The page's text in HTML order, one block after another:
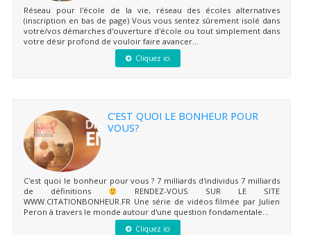
Réseau pour l'école de la vie, réseau des écoles alternatives
(inscription en bas de page) Vous vous sentez sûrement isolé dans
votre/vos démarches d'ouverture d'école ou tout simplement dans
votre désir profond de vouloir faire avancer...
Cliquez ici
C’EST QUOI LE BONHEUR POUR
VOUS?
C'est quoi le bonheur pour vous ? 7 milliards d'individus 7 milliards
de définitions
RENDEZ-VOUS SUR LE SITE
WWW.CITATIONBONHEUR.FR Une série de vidéos filmée par Julien
Peron à travers le monde autour d'une question fondamentale...
Cliquez ici